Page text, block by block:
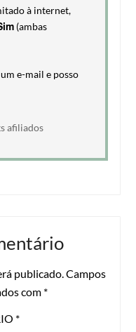
à internet,
(ambas
e-mail e posso
afiliados
publicado.Campos
com *
*